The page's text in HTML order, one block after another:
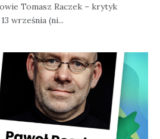
– krytyk
filmowy i publicysta 13 września (ni...